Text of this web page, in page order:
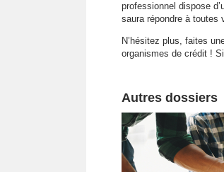
professionnel dispose
saura répondre à toutes
N’hésitez plus, faites
organismes de crédit !
Autres dossiers